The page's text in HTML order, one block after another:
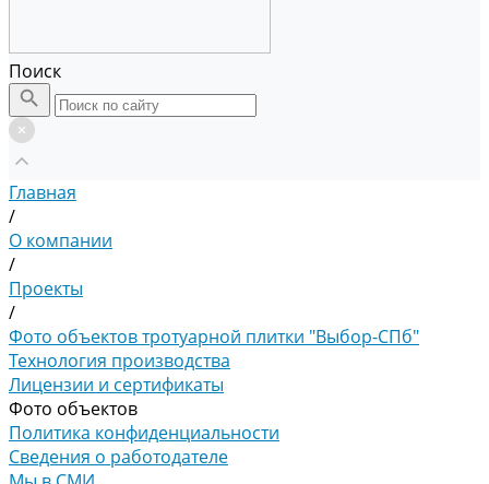
Поиск
Главная
/
О компании
/
Проекты
/
Фото объектов тротуарной плитки "Выбор-СПб"
Технология производства
Лицензии и сертификаты
Фото объектов
Политика конфиденциальности
Сведения о работодателе